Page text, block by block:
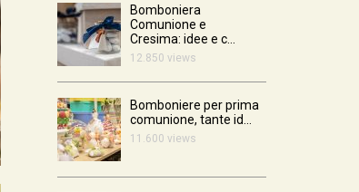
Bomboniera
Comunione e
Cresima: idee e c...
12.850 views
Bomboniere per prima
comunione, tante id...
11.600 views